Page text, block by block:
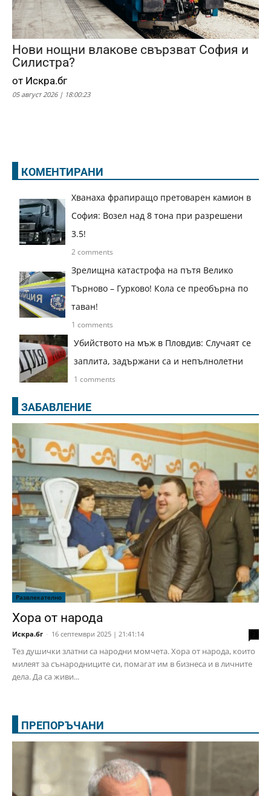
Нови нощни влакове свързват София и
Силистра?
от Искра.бг
05 август 2026 | 18:00:23
КОМЕНТИРАНИ
Хванаха фрапиращо претоварен камион в
София: Возел над 8 тона при разрешени
3.5!
2 comments
Зрелищна катастрофа на пътя Велико
Търново – Гурково! Кола се преобърна по
таван!
1 comments
Убийството на мъж в Пловдив: Случаят се
заплита, задържани са и непълнолетни
1 comments
ЗАБАВЛЕНИЕ
Развлекателно
Хора от народа
Искра.бг - 16 септември 2025 | 21:41:14
Тез душички златни са народни момчета. Хора от народа, които
милеят за сънародниците си, помагат им в бизнеса и в личните
дела. Да са живи...
ПРЕПОРЪЧАНИ